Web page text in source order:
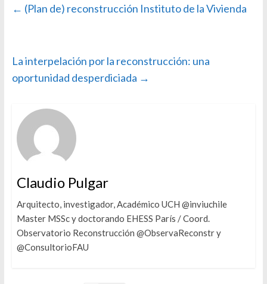
← (Plan de) reconstrucción Instituto de la Vivienda
La interpelación por la reconstrucción: una
oportunidad desperdiciada →
Claudio Pulgar
Arquitecto, investigador, Académico UCH @inviuchile
Master MSSc y doctorando EHESS París / Coord.
Observatorio Reconstrucción @ObservaReconstr y
@ConsultorioFAU